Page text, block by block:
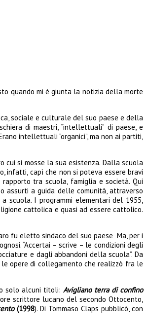
quando mi è giunta la notizia della morte
sociale e culturale del suo paese e della
di maestri, “intellettuali” di paese, e
intellettuali “organici”, ma non ai partiti,
si mosse la sua esistenza. Dalla scuola
infatti, capì che non si poteva essere bravi
tra scuola, famiglia e società. Qui
assurti a guida delle comunità, attraverso
scuola. I programmi elementari del 1955,
cattolica e quasi ad essere cattolico.
fu eletto sindaco del suo paese Ma, per i
“Accertai – scrive – le condizioni degli
e dagli abbandoni della scuola”. Da
opere di collegamento che realizzò fra le
solo alcuni titoli: Avigliano terra di confino
scrittore lucano del secondo Ottocento,
(1998). Di Tommaso Claps pubblicò, con